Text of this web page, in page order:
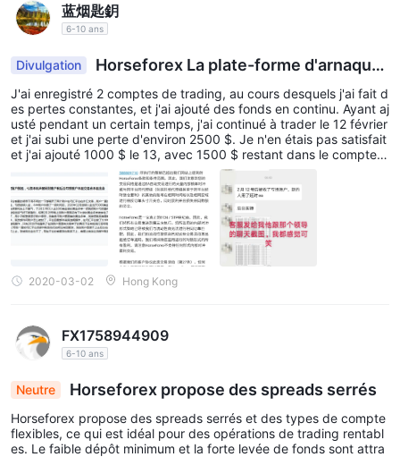
acclamées pour leur interface intuitive, le trading automatisé
les fonctions d'analyse robustes.
Dépôt et retrait
Horseforex accepte plusieurs options pour financer vos
comptes :virement bancaire (virement bancaire/SWIFT),
Alipay, Bitcoin, PayPal, UnionPay
WeChatPay
certains sont principalement destinés aux utilisateurs chinois.
蓝烟匙鈅
6-10 ans
Divulgation
Horseforex La plate-forme d'arnaque
a interdit les clients dans les coulisses et retenu
leurs bénéfices.
J'ai enregistré 2 comptes de trading, au cours desquels j'ai fait d
es pertes constantes, et j'ai ajouté des fonds en continu. Ayant aj
usté pendant un certain temps, j'ai continué à trader le 12 février
et j'ai subi une perte d'environ 2500 $. Je n'en étais pas satisfait
et j'ai ajouté 1000 $ le 13, avec 1500 $ restant dans le compte.
J'ai acheté longtemps sur XAU / USD et fermé la position au som
met. Plus tard, j'ai réduit le trading pour maintenir le profit. Les 2
7 et 28, j'ai clôturé la position de XAU / USD en raison de fluctuat
ions. Le profit plus la chance, j'ai commencé à acheter longtemp
s sur XAU / USD avec un prix de prise de profit et de stop-loss,
mais j'ai fait une perte de 500 $. Après le dîner, j'ai constaté que
je ne pouvais pas me connecter à mon compte, ce qui n'était pa
s dû au réseau. J'ai envoyé un e-mail au service client, ils m'ont r
épondu que mon compte était soupçonné de commerce illégal.
ompte et retenu mon fonds. Le 29, j'ai demandé une solution, ma
is le service a dit que même leur chef n'en avait aucune idée. Ap
d'écran suivantes sont leurs réponses.
2020-03-02 Hong Kong
FX1758944909
6-10 ans
Neutre Horseforex propose des spreads serrés
Horseforex propose des spreads serrés et des types de compte
flexibles, ce qui est idéal pour des opérations de trading rentabl
es. Le faible dépôt minimum et la forte levée de fonds sont attra